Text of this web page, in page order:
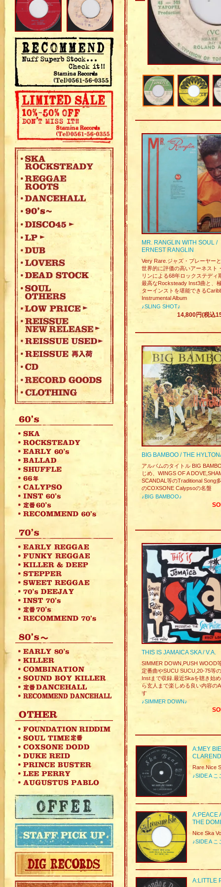
試聴できます♪
試聴できます♪
SOLD OUT
MR. RANGLIN WITH SOUL /
ERNEST RANGLIN
Very Rare.ジャズ・プレーヤー
世界的に評価の高いアーネスト
リンによる68年ロックステディ
最高なRocksteady Inst3曲と、
ターインストを堪能できる
Instrumental Album
♪SLING SHOT♪
14,800円(税込
BIG BAMBOO / THE
アルバムのタイトル BIG
じめ、WINGS OF A
SCANDAL等のTraditional Song
のCOXSONE Calypsoの名盤
♪BIG BAMBOO♪
THIS IS JAMAICA SKA / V.A.
SIMMER DOWN,PUSH WOOD
定番曲やSUCU SUCU,20-75等
Instまで収録.最近Skaを聴き始
ら玄人まで楽しめる良い内容の
す
♪SIMMER DOWN♪
A:MEY
Rare.Nice
♪SIDE A
A:PEACE
THE
Nice Ska
♪SIDE A
A:LITTLE